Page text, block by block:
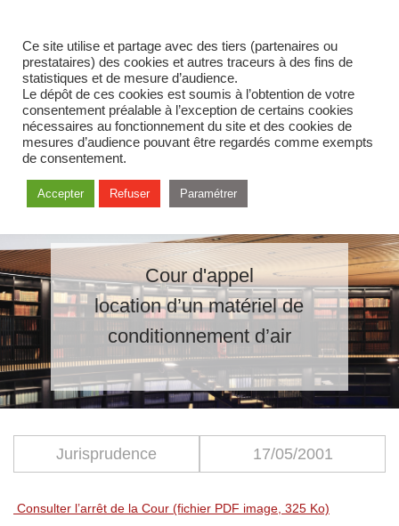
Cour d'appel
location d’un matériel de
conditionnement d’air
Jurisprudence 17/05/2001
Consulter l’arrêt de la Cour (fichier PDF image, 325 Ko)
Ce site utilise et partage avec des tiers (partenaires ou
prestataires) des cookies et autres traceurs à des fins de
statistiques et de mesure d’audience.
Le dépôt de ces cookies est soumis à l’obtention de votre
consentement préalable à l’exception de certains cookies
nécessaires au fonctionnement du site et des cookies de
mesures d’audience pouvant être regardés comme exempts
de consentement.
Accepter Refuser Paramétrer